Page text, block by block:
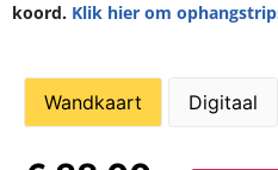
koord. Klik hier om
Wandkaart Digitaal